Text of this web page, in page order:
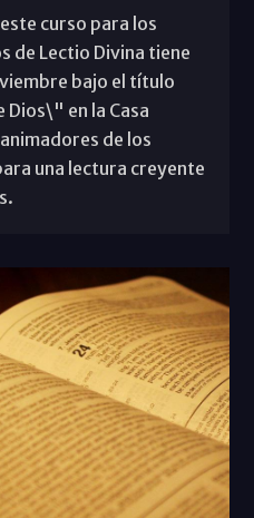
curso para los
de Lectio Divina tiene
bajo el título
Dios\" en la Casa
de los
una lectura creyente